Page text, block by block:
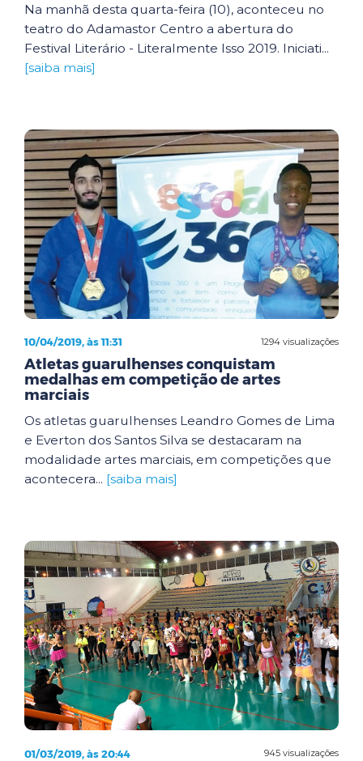
Na manhã desta quarta-feira (10), aconteceu no
teatro do Adamastor Centro a abertura do
Festival Literário - Literalmente Isso 2019. Iniciati...
[saiba mais]
1294 visualizações
10/04/2019, às 11:31
Atletas guarulhenses conquistam
medalhas em competição de artes
marciais
Os atletas guarulhenses Leandro Gomes de Lima
e Everton dos Santos Silva se destacaram na
modalidade artes marciais, em competições que
acontecera... [saiba mais]
945 visualizações
01/03/2019, às 20:44